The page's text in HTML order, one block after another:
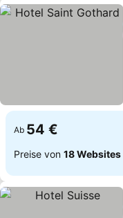
Ab 54 €
Preise von 18 Websites